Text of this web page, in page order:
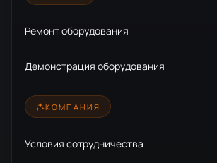
Ремонт оборудования
Демонстрация оборудования
КОМПАНИЯ
Условия сотрудничества